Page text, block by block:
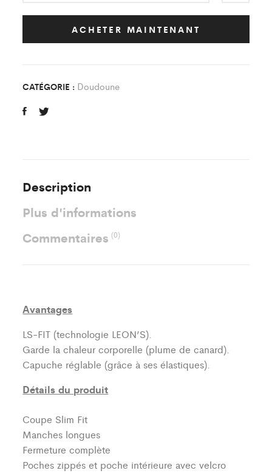
Noir
CAJT
FOOT
ACHETER MAINTENANT
CATÉGORIE : Doudoune
Description
Plus d'informations
Commentaires(0)
Avantages
LS-FIT (technologie LEON’S).
Garde la chaleur corporelle (plume de canard).
Capuche réglable (grâce à ses élastiques).
Détails du produit
Coupe Slim Fit
Manches longues
Fermeture complète
Poches zippés et poche intérieure avec velcro